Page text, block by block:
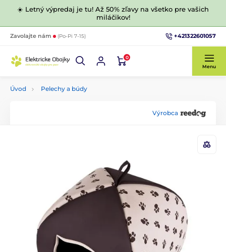
☀️ Letný výpredaj je tu! Až 50% zľavy na všetko pre vašich
miláčikov!
Zavolajte nám (Po-Pi 7-15) +421322601057
0
Menu
Úvod Pelechy a búdy
Výrobca